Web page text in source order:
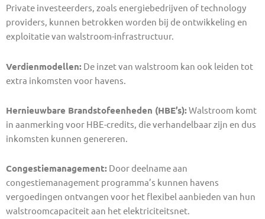
Private investeerders, zoals energiebedrijven of technology
providers, kunnen betrokken worden bij de ontwikkeling en
exploitatie van walstroom-infrastructuur.
Verdienmodellen: De inzet van walstroom kan ook leiden tot
extra inkomsten voor havens.
Hernieuwbare Brandstofeenheden (HBE’s):Walstroom komt
in aanmerking voor HBE-credits, die verhandelbaar zijn en dus
inkomsten kunnen genereren.
Congestiemanagement: Door deelname aan
congestiemanagement programma’s kunnen havens
vergoedingen ontvangen voor het flexibel aanbieden van hun
walstroomcapaciteit aan het elektriciteitsnet.